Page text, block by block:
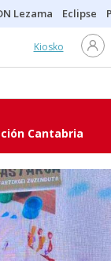
Lezama Eclipse
Kiosko
Cantabria